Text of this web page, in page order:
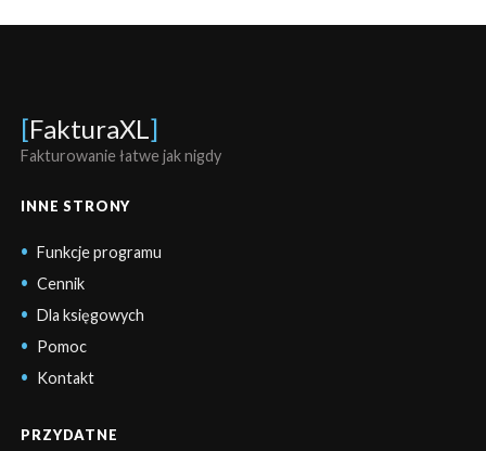
[FakturaXL ]
Fakturowanie łatwe jak nigdy
INNE STRONY
Funkcje programu
Cennik
Dla księgowych
Pomoc
Kontakt
PRZYDATNE